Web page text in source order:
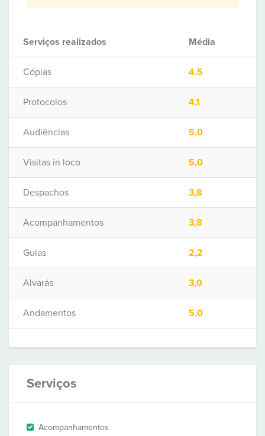
Serviços realizados Média
Cópias 4,5
Protocolos 4,1
Audiências 5,0
Visitas in loco 5,0
Despachos 3,8
Acompanhamentos 3,8
Guias 2,2
Alvarás 3,0
Andamentos 5,0
Serviços
Acompanhamentos